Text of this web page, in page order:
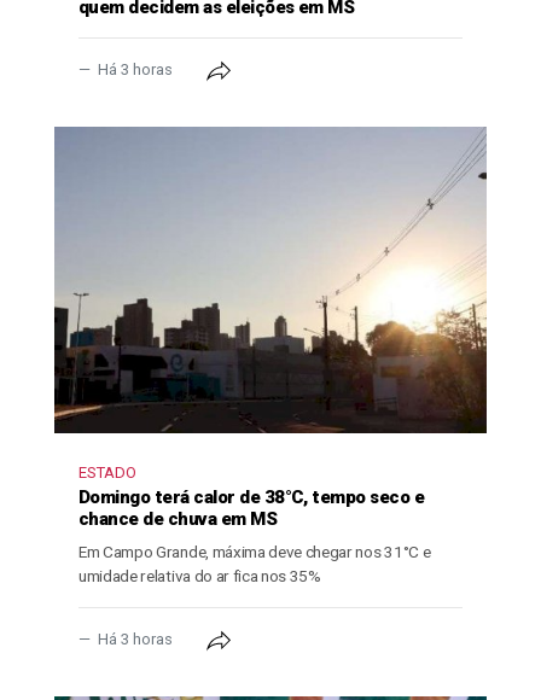
quem decidem as eleições em MS
Há 3 horas
ESTADO
Domingo terá calor de 38°C, tempo seco e
chance de chuva em MS
Em Campo Grande, máxima deve chegar nos 31°C e
umidade relativa do ar fica nos 35%
Há 3 horas